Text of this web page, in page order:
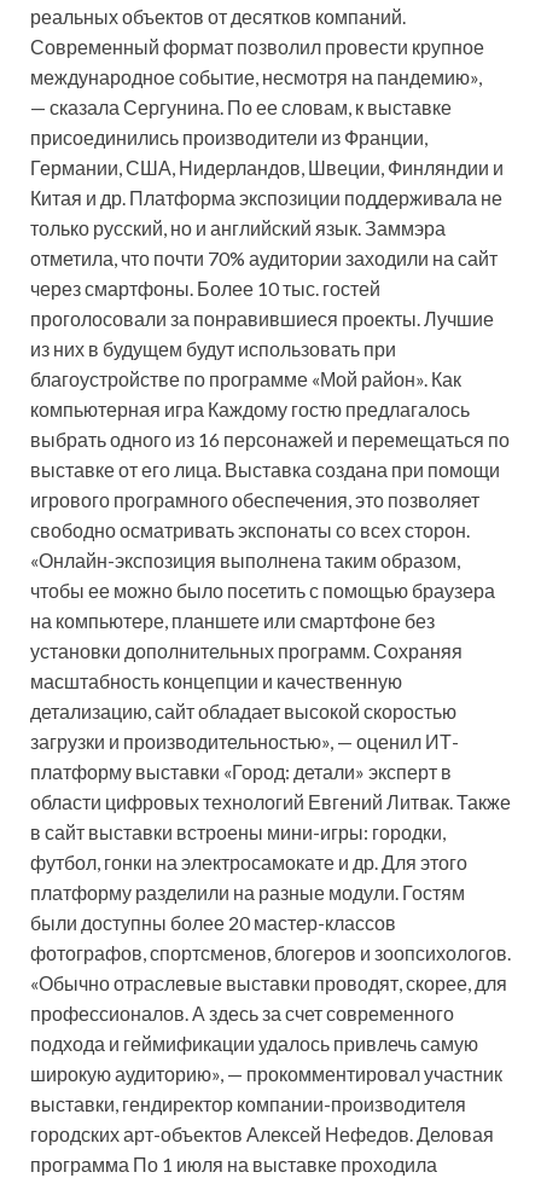
реальных объектов от десятков компаний.
Современный формат позволил провести крупное
международное событие, несмотря на пандемию»,
— сказала Сергунина. По ее словам, к выставке
присоединились производители из Франции,
Германии, США, Нидерландов, Швеции, Финляндии и
Китая и др. Платформа экспозиции поддерживала не
только русский, но и английский язык. Заммэра
отметила, что почти 70% аудитории заходили на сайт
через смартфоны. Более 10 тыс. гостей
проголосовали за понравившиеся проекты. Лучшие
из них в будущем будут использовать при
благоустройстве по программе «Мой район». Как
компьютерная игра Каждому гостю предлагалось
выбрать одного из 16 персонажей и перемещаться по
выставке от его лица. Выставка создана при помощи
игрового програмного обеспечения, это позволяет
свободно осматривать экспонаты со всех сторон.
«Онлайн-экспозиция выполнена таким образом,
чтобы ее можно было посетить с помощью браузера
на компьютере, планшете или смартфоне без
установки дополнительных программ. Сохраняя
масштабность концепции и качественную
детализацию, сайт обладает высокой скоростью
загрузки и производительностью», — оценил ИТ-
платформу выставки «Город: детали» эксперт в
области цифровых технологий Евгений Литвак. Также
в сайт выставки встроены мини-игры: городки,
футбол, гонки на электросамокате и др. Для этого
платформу разделили на разные модули. Гостям
были доступны более 20 мастер-классов
фотографов, спортсменов, блогеров и зоопсихологов.
«Обычно отраслевые выставки проводят, скорее, для
профессионалов. А здесь за счет современного
подхода и геймификации удалось привлечь самую
широкую аудиторию», — прокомментировал участник
выставки, гендиректор компании-производителя
городских арт-объектов Алексей Нефедов. Деловая
программа По 1 июля на выставке проходила